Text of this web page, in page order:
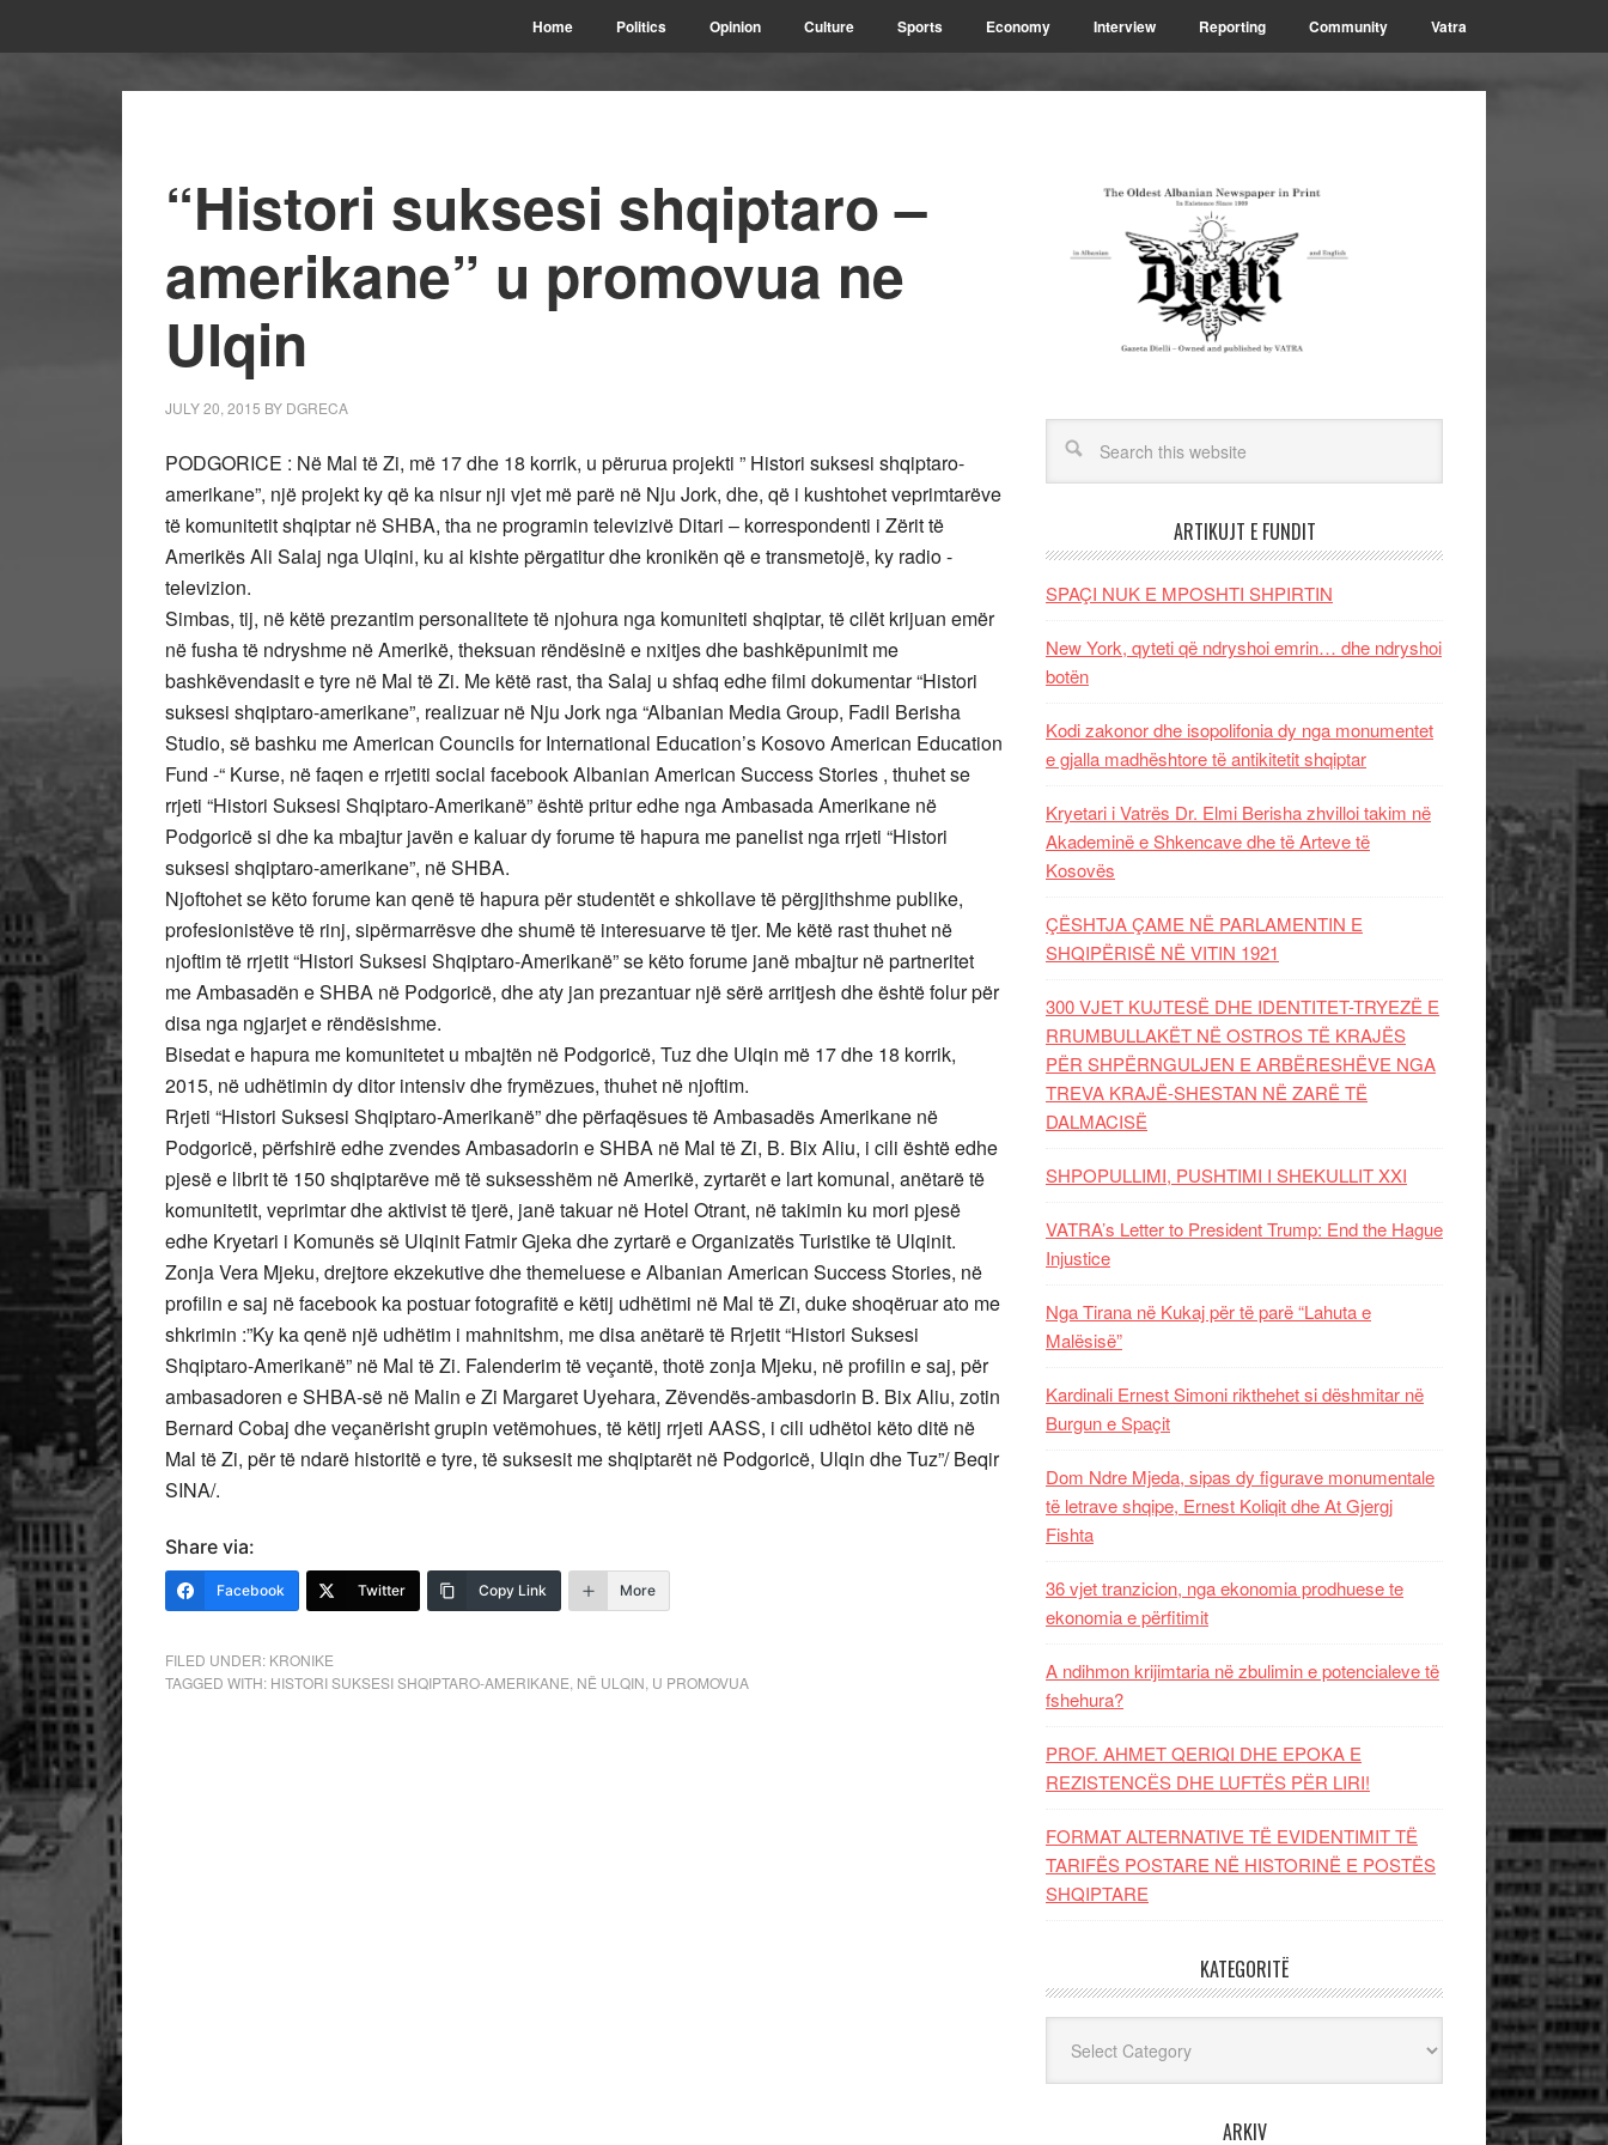
Home Politics Opinion Culture Sports Economy Interview Reporting Community Vatra
“Histori suksesi shqiptaro –
amerikane” u promovua ne
Ulqin
JULY 20, 2015 BY DGRECA
PODGORICE : Në Mal të Zi, më 17 dhe 18 korrik, u përurua projekti ” Histori suksesi shqiptaro-
amerikane”, një projekt ky që ka nisur nji vjet më parë në Nju Jork, dhe, që i kushtohet veprimtarëve
të komunitetit shqiptar në SHBA, tha ne programin televizivë Ditari – korrespondenti i Zërit të
Amerikës Ali Salaj nga Ulqini, ku ai kishte përgatitur dhe kronikën që e transmetojë, ky radio -
televizion.
Simbas, tij, në këtë prezantim personalitete të njohura nga komuniteti shqiptar, të cilët krijuan emër
në fusha të ndryshme në Amerikë, theksuan rëndësinë e nxitjes dhe bashkëpunimit me
bashkëvendasit e tyre në Mal të Zi. Me këtë rast, tha Salaj u shfaq edhe filmi dokumentar “Histori
suksesi shqiptaro-amerikane”, realizuar në Nju Jork nga “Albanian Media Group, Fadil Berisha
Studio, së bashku me American Councils for International Education’s Kosovo American Education
Fund -“ Kurse, në faqen e rrjetiti social facebook Albanian American Success Stories , thuhet se
rrjeti “Histori Suksesi Shqiptaro-Amerikanë” është pritur edhe nga Ambasada Amerikane në
Podgoricë si dhe ka mbajtur javën e kaluar dy forume të hapura me panelist nga rrjeti “Histori
suksesi shqiptaro-amerikane”, në SHBA.
Njoftohet se këto forume kan qenë të hapura për studentët e shkollave të përgjithshme publike,
profesionistëve të rinj, sipërmarrësve dhe shumë të interesuarve të tjer. Me këtë rast thuhet në
njoftim të rrjetit “Histori Suksesi Shqiptaro-Amerikanë” se këto forume janë mbajtur në partneritet
me Ambasadën e SHBA në Podgoricë, dhe aty jan prezantuar një sërë arritjesh dhe është folur për
disa nga ngjarjet e rëndësishme.
Bisedat e hapura me komunitetet u mbajtën në Podgoricë, Tuz dhe Ulqin më 17 dhe 18 korrik,
2015, në udhëtimin dy ditor intensiv dhe frymëzues, thuhet në njoftim.
Rrjeti “Histori Suksesi Shqiptaro-Amerikanë” dhe përfaqësues të Ambasadës Amerikane në
Podgoricë, përfshirë edhe zvendes Ambasadorin e SHBA në Mal të Zi, B. Bix Aliu, i cili është edhe
pjesë e librit të 150 shqiptarëve më të suksesshëm në Amerikë, zyrtarët e lart komunal, anëtarë të
komunitetit, veprimtar dhe aktivist të tjerë, janë takuar në Hotel Otrant, në takimin ku mori pjesë
edhe Kryetari i Komunës së Ulqinit Fatmir Gjeka dhe zyrtarë e Organizatës Turistike të Ulqinit.
Zonja Vera Mjeku, drejtore ekzekutive dhe themeluese e Albanian American Success Stories, në
profilin e saj në facebook ka postuar fotografitë e këtij udhëtimi në Mal të Zi, duke shoqëruar ato me
shkrimin :”Ky ka qenë një udhëtim i mahnitshm, me disa anëtarë të Rrjetit “Histori Suksesi
Shqiptaro-Amerikanë” në Mal të Zi. Falenderim të veçantë, thotë zonja Mjeku, në profilin e saj, për
ambasadoren e SHBA-së në Malin e Zi Margaret Uyehara, Zëvendës-ambasdorin B. Bix Aliu, zotin
Bernard Cobaj dhe veçanërisht grupin vetëmohues, të këtij rrjeti AASS, i cili udhëtoi këto ditë në
Mal të Zi, për të ndarë historitë e tyre, të suksesit me shqiptarët në Podgoricë, Ulqin dhe Tuz”/ Beqir
SINA/.
Share via:
Facebook Twitter Copy Link More
FILED UNDER: KRONIKE
TAGGED WITH: HISTORI SUKSESI SHQIPTARO-AMERIKANE NË ULQIN U PROMOVUA
ARTIKUJT E FUNDIT
SPAÇI NUK E MPOSHTI SHPIRTIN
New York, qyteti që ndryshoi emrin… dhe ndryshoi
botën
Kodi zakonor dhe isopolifonia dy nga monumentet
e gjalla madhështore të antikitetit shqiptar
Kryetari i Vatrës Dr. Elmi Berisha zhvilloi takim në
Akademinë e Shkencave dhe të Arteve të
Kosovës
ÇËSHTJA ÇAME NË PARLAMENTIN E
SHQIPËRISË NË VITIN 1921
300 VJET KUJTESË DHE IDENTITET-TRYEZË E
RRUMBULLAKËT NË OSTROS TË KRAJËS
PËR SHPËRNGULJEN E ARBËRESHËVE NGA
TREVA KRAJË-SHESTAN NË ZARË TË
DALMACISË
SHPOPULLIMI, PUSHTIMI I SHEKULLIT XXI
VATRA’s Letter to President Trump: End the Hague
Injustice
Nga Tirana në Kukaj për të parë “Lahuta e
Malësisë”
Kardinali Ernest Simoni rikthehet si dëshmitar në
Burgun e Spaçit
Dom Ndre Mjeda, sipas dy figurave monumentale
të letrave shqipe, Ernest Koliqit dhe At Gjergj
Fishta
36 vjet tranzicion, nga ekonomia prodhuese te
ekonomia e përfitimit
A ndihmon krijimtaria në zbulimin e potencialeve të
fshehura?
PROF. AHMET QERIQI DHE EPOKA E
REZISTENCЁS DHE LUFTЁS PЁR LIRI!
FORMAT ALTERNATIVE TË EVIDENTIMIT TË
TARIFËS POSTARE NË HISTORINË E POSTËS
SHQIPTARE
KATEGORITË
ARKIV